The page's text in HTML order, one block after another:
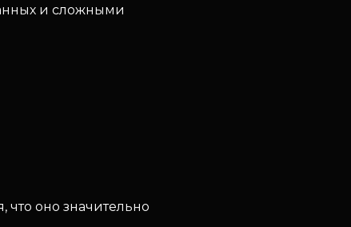
и сложными
что оно значительно